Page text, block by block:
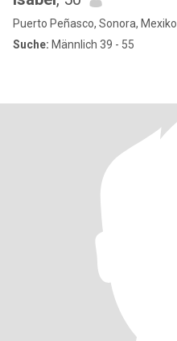
Puerto Peñasco, Sonora, Mexiko
Suche: Männlich 39 - 55